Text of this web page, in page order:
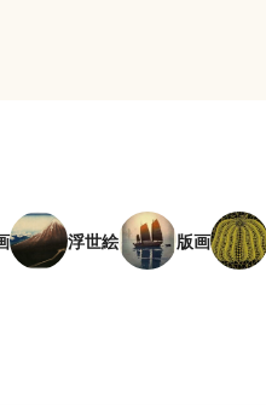
浮世絵 版画